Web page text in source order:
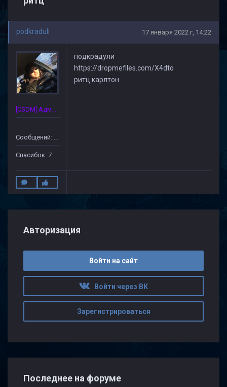
podkraduli 17 января 2022 г, 14:22
[CSDM] Администратор
Сообщений: 172
Спасибок: 7
подкрадули
https://dropmefiles.com/X4dto
ритц карлтон
Авторизация
Войти на сайт
Войти через ВК
Зарегистрироваться
Последнее на форуме